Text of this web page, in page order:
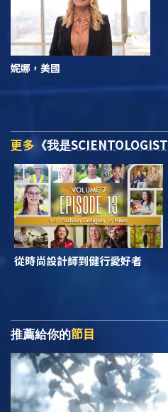
妮娜，美國
更多 《我是SCIENTOLOGIST
從時尚設計師到健行愛好者
推薦給你的節目